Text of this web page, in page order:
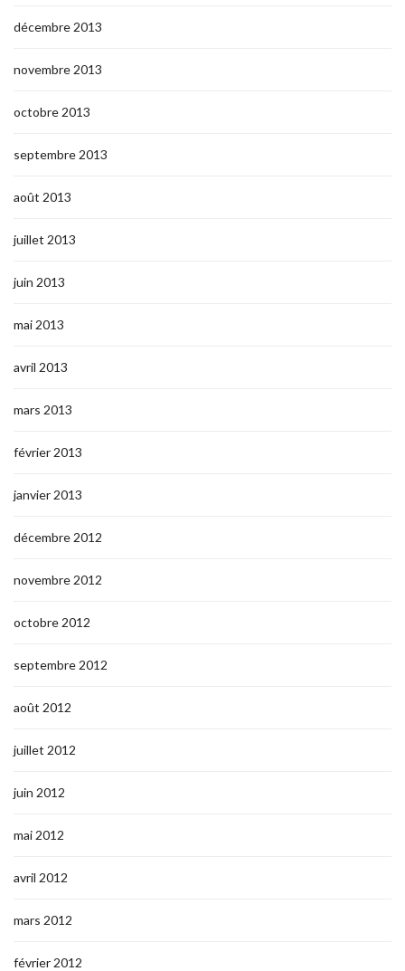
décembre 2013
novembre 2013
octobre 2013
septembre 2013
août 2013
juillet 2013
juin 2013
mai 2013
avril 2013
mars 2013
février 2013
janvier 2013
décembre 2012
novembre 2012
octobre 2012
septembre 2012
août 2012
juillet 2012
juin 2012
mai 2012
avril 2012
mars 2012
février 2012